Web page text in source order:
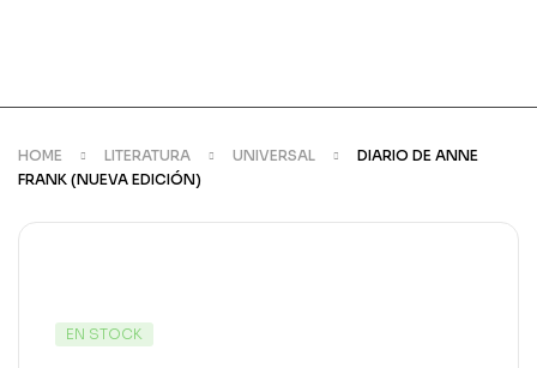
HOME LITERATURA UNIVERSAL
DIARIO DE ANNE
FRANK (NUEVA EDICIÓN)
DISPONIBILIDAD:
EN STOCK